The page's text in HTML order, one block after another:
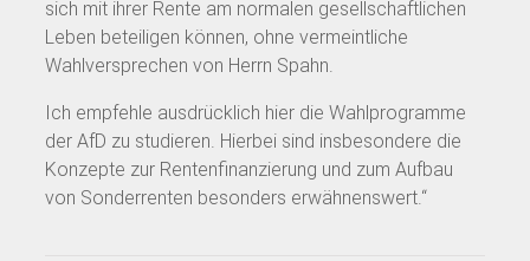
sich mit ihrer Rente am normalen gesellschaftlichen
Leben beteiligen können, ohne vermeintliche
Wahlversprechen von Herrn Spahn.
Ich empfehle ausdrücklich hier die Wahlprogramme
der AfD zu studieren. Hierbei sind insbesondere die
Konzepte zur Rentenfinanzierung und zum Aufbau
von Sonderrenten besonders erwähnenswert.“